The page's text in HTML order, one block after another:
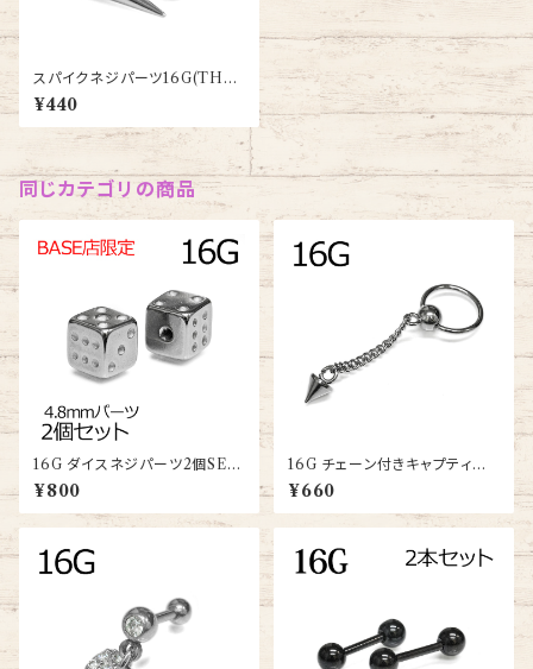
スパイクネジパーツ16G(TH-S
B004-SPIKE-16G-SS)
¥440
同じカテゴリの商品
16G ダイスネジパーツ2個SET
(TH-SB020-DICE-16G-SS)
¥800
16G チェーン付きキャプティブリ
ング(BC-DC002-16G-SS)
¥660